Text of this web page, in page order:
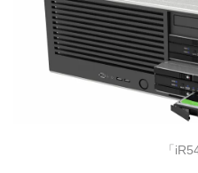
「